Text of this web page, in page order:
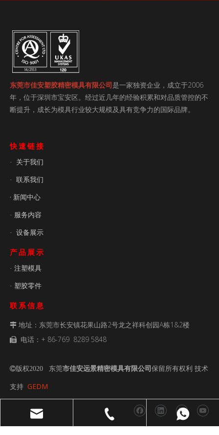
东莞市佳安塑胶精密模具有限公司是一家独资企业，成立于2006
年，位于深圳市宝安区。经过近几年的经验积累和对品质管控的不
断提升，成长为模具行业较大规模及具有竞争力的国际品牌。
快速链接
· 关于我们
· 联系我们
· 新闻中心
· 服务内容
· 设备展示
产品展示
· 注塑模具
· 塑胶零件
联系信息
 地址：东莞市长安镇花果山路2号龙之祥科创园A栋1&2楼
 电话：+ 86-769 8289 5848
电子邮件：admin@ja-mouldtech.com
版权2020 东莞市佳安远景精密模具有限公司 保留所有权利 技术
支持 GEDM